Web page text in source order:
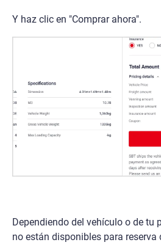
Y haz clic en "Comprar ahora".
Dependiendo del vehículo o de tu
no están disponibles para reserva